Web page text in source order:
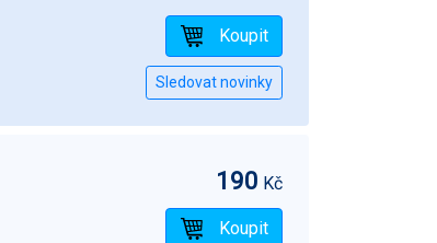
190 Kč